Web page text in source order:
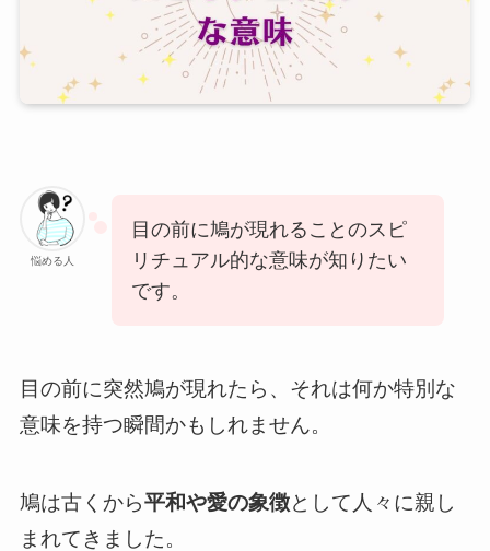
悩める人
目の前に鳩が現れることのスピ
リチュアル的な意味が知りたい
です。
目の前に突然鳩が現れたら、それは何か特別な
意味を持つ瞬間かもしれません。
鳩は古くから平和や愛の象徴として人々に親し
まれてきました。